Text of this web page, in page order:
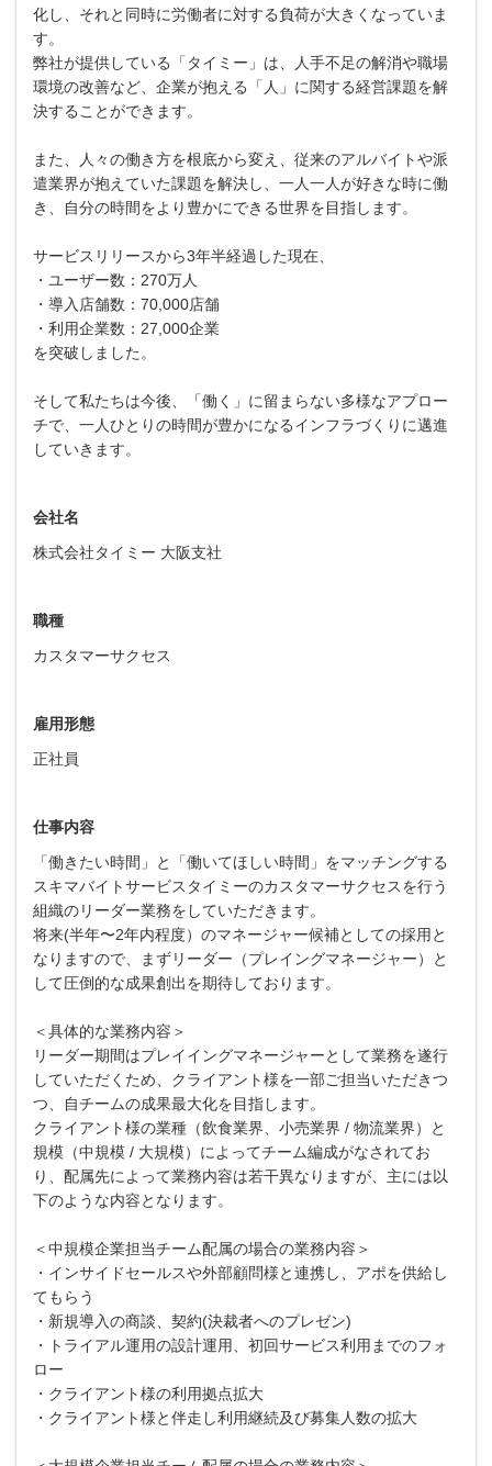
化し、それと同時に労働者に対する負荷が大きくなっていま
す。
弊社が提供している「タイミー」は、人手不足の解消や職場
環境の改善など、企業が抱える「人」に関する経営課題を解
決することができます。
また、人々の働き方を根底から変え、従来のアルバイトや派
遣業界が抱えていた課題を解決し、一人一人が好きな時に働
き、自分の時間をより豊かにできる世界を目指します。
サービスリリースから3年半経過した現在、
・ユーザー数：270万人
・導入店舗数：70,000店舗
・利用企業数：27,000企業
を突破しました。
そして私たちは今後、「働く」に留まらない多様なアプロー
チで、一人ひとりの時間が豊かになるインフラづくりに邁進
していきます。
会社名
株式会社タイミー 大阪支社
職種
カスタマーサクセス
雇用形態
正社員
仕事内容
「働きたい時間」と「働いてほしい時間」をマッチングする
スキマバイトサービスタイミーのカスタマーサクセスを行う
組織のリーダー業務をしていただきます。
将来(半年〜2年内程度）のマネージャー候補としての採用と
なりますので、まずリーダー（プレイングマネージャー）と
して圧倒的な成果創出を期待しております。
＜具体的な業務内容＞
リーダー期間はプレイイングマネージャーとして業務を遂行
していただくため、クライアント様を一部ご担当いただきつ
つ、自チームの成果最大化を目指します。
クライアント様の業種（飲食業界、小売業界 / 物流業界）と
規模（中規模 / 大規模）によってチーム編成がなされてお
り、配属先によって業務内容は若干異なりますが、主には以
下のような内容となります。
＜中規模企業担当チーム配属の場合の業務内容＞
・インサイドセールスや外部顧問様と連携し、アポを供給し
てもらう
・新規導入の商談、契約(決裁者へのプレゼン)
・トライアル運用の設計運用、初回サービス利用までのフォ
ロー
・クライアント様の利用拠点拡大
・クライアント様と伴走し利用継続及び募集人数の拡大